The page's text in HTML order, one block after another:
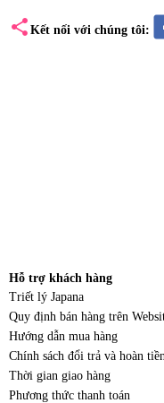
share Kết nối với chúng tôi:
Hỗ trợ khách hàng
Triết lý Japana
Quy định bán hàng trên
Hướng dẫn mua hàng
Chính sách đổi trả và hoàn
Thời gian giao hàng
Phương thức thanh toán